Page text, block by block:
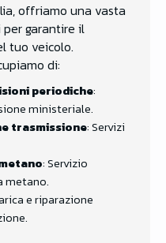
offriamo una vasta
per garantire il
tuo veicolo.
di:
periodiche:
ministeriale.
trasmissione: Servizi
: Servizio
metano.
e riparazione